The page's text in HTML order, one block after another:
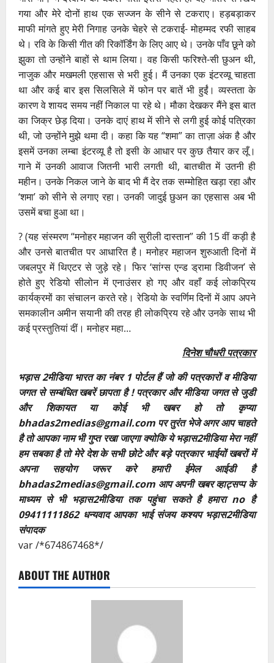
गया और मेरे दोनों हाथ एक सज्जन के सीने से टकराए। हड़बड़ाकर
माफी मांगते हुए मेरी निगाह उनके चेहरे से टकराई- मोहम्मद रफी साहब
थे। रवि के किसी गीत की रिकॉर्डिंग के लिए आए थे। उनके पाँव छूने को
झुका तो उन्होंने बाहों से थाम लिया। वह किसी फरिश्ते-सी छुअन थी,
नाजुक और मखमली एहसास से भरी हुई। मैं उनका एक इंटरव्यू चाहता
था और कई बार इस सिलसिले में फोन पर बातें भी हुईं। व्यस्तता के
कारण वे शायद समय नहीं निकाल पा रहे थे। मौका देखकर मैंने इस बात
का जिक्र छेड़ दिया। उनके दाएं हाथ में सीने से लगी हुई कोई पत्रिका
थी, जो उन्होंने मुझे थमा दी। कहा कि यह “शमा” का ताज़ा अंक है और
इसमें उनका लम्बा इंटरव्यू है तो इसी के आधार पर कुछ तैयार कर लूँ।
गाने में उनकी आवाज जितनी भारी लगती थी, बातचीत में उतनी ही
महीन। उनके निकल जाने के बाद भी मैं देर तक सम्मोहित खड़ा रहा और
‘शमा’ को सीने से लगाए रहा। उनकी जादुई छुअन का एहसास अब भी
उसमें बचा हुआ था।
? (यह संस्मरण “मनोहर महाजन की सुरीली दास्तान” की 15 वीं कड़ी है
और उनसे बातचीत पर आधारित है। मनोहर महाजन शुरुआती दिनों में
जबलपुर में थिएटर से जुड़े रहे। फिर ‘सांग्स एन्ड ड्रामा डिवीजन’ से
होते हुए रेडियो सीलोन में एनाउंसर हो गए और वहाँ कई लोकप्रिय
कार्यक्रमों का संचालन करते रहे। रेडियो के स्वर्णिम दिनों में आप अपने
समकालीन अमीन सयानी की तरह ही लोकप्रिय रहे और उनके साथ भी
कई प्रस्तुतियां दीं। मनोहर महा…
दिनेश चौधरी पत्रकार
भड़ास 2मीडिया भारत का नंबर 1 पोर्टल हैं जो की पत्रकारों व मीडिया
जगत से सम्बंधित खबरें छापता है ! पत्रकार और मीडिया जगत से जुडी
और शिकायत या कोई भी खबर हो तो कृप्या
bhadas2medias@gmail.com पर तुरंत भेजे अगर आप चाहते
है तो आपका नाम भी गुप्त रखा जाएगा क्योकि ये भड़ास2मीडिया मेरा नहीं
हम सबका है तो मेरे देश के सभी छोटे और बड़े पत्रकार भाईयों खबरों में
अपना सहयोग जरूर करे हमारी ईमेल आईडी है
bhadas2medias@gmail.com आप अपनी खबर व्हाट्सप्प के
माध्यम से भी भड़ास2मीडिया तक पहुंचा सकते है हमारा no है
09411111862 धन्यवाद आपका भाई संजय कश्यप भड़ास2मीडिया
संपादक
var /*674867468*/
ABOUT THE AUTHOR